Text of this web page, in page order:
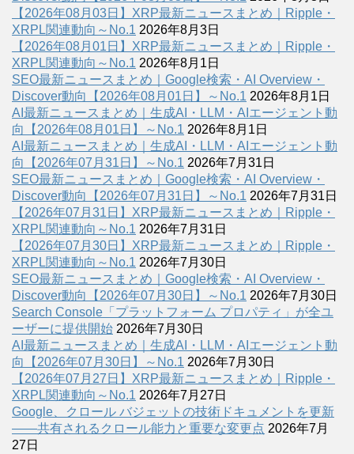
【2026年08月03日】XRP最新ニュースまとめ｜Ripple・
XRPL関連動向～No.1 2026年8月3日
【2026年08月01日】XRP最新ニュースまとめ｜Ripple・
XRPL関連動向～No.1 2026年8月1日
SEO最新ニュースまとめ｜Google検索・AI Overview・
Discover動向【2026年08月01日】～No.1 2026年8月1日
AI最新ニュースまとめ｜生成AI・LLM・AIエージェント動
向【2026年08月01日】～No.1 2026年8月1日
AI最新ニュースまとめ｜生成AI・LLM・AIエージェント動
向【2026年07月31日】～No.1 2026年7月31日
SEO最新ニュースまとめ｜Google検索・AI Overview・
Discover動向【2026年07月31日】～No.1 2026年7月31日
【2026年07月31日】XRP最新ニュースまとめ｜Ripple・
XRPL関連動向～No.1 2026年7月31日
【2026年07月30日】XRP最新ニュースまとめ｜Ripple・
XRPL関連動向～No.1 2026年7月30日
SEO最新ニュースまとめ｜Google検索・AI Overview・
Discover動向【2026年07月30日】～No.1 2026年7月30日
Search Console「プラットフォーム プロパティ」が全ユ
ーザーに提供開始 2026年7月30日
AI最新ニュースまとめ｜生成AI・LLM・AIエージェント動
向【2026年07月30日】～No.1 2026年7月30日
【2026年07月27日】XRP最新ニュースまとめ｜Ripple・
XRPL関連動向～No.1 2026年7月27日
Google、クロール バジェットの技術ドキュメントを更新
――共有されるクロール能力と重要な変更点 2026年7月
27日